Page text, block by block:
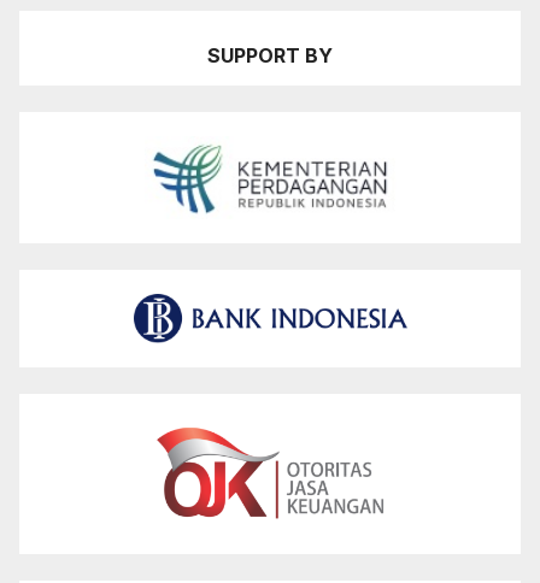
SUPPORT BY